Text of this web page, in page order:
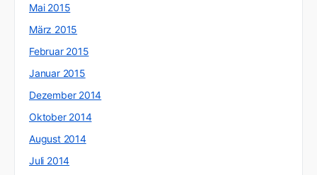
Mai 2015
März 2015
Februar 2015
Januar 2015
Dezember 2014
Oktober 2014
August 2014
Juli 2014